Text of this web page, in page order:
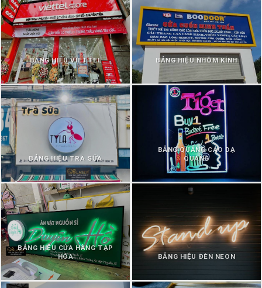
BẢNG HIỆU VIETTEL BẢNG HIỆU NHÔM KÍNH
BẢNG HIỆU TRÀ SỮA
BẢNG QUẢNG CÁO DẠ
QUANG
BẢNG HIỆU CỬA HÀNG TẠP
HÓA
BẢNG HIỆU ĐÈN NEON